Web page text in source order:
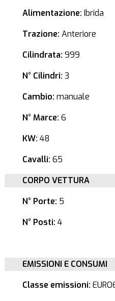
Alimentazione: Ibrida
Trazione: Anteriore
Cilindrata: 999
N° Cilindri: 3
Cambio: manuale
N° Marce: 6
KW: 48
Cavalli: 65
CORPO VETTURA
N° Porte: 5
N° Posti: 4
EMISSIONI E CONSUMI
Classe emissioni: